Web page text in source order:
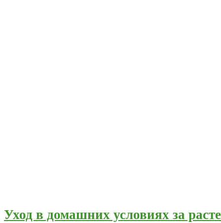
Уход в домашних условиях за